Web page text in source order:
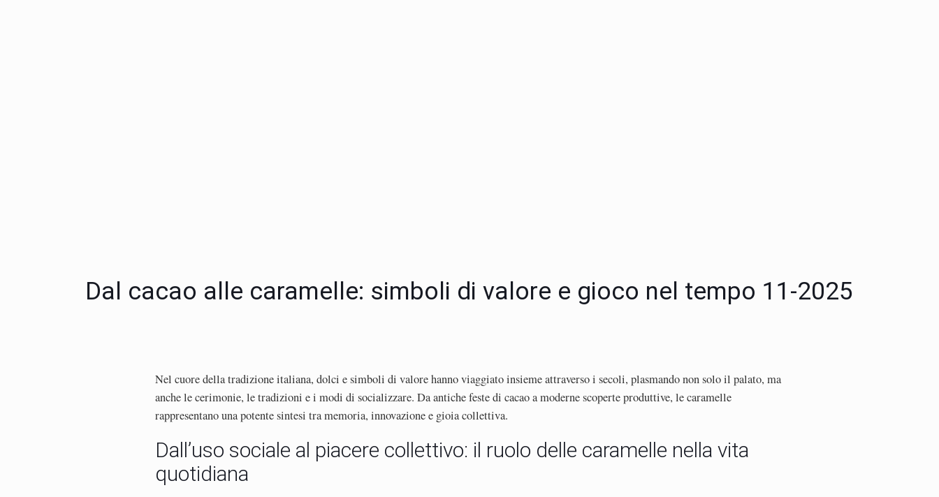
Dal cacao alle caramelle: simboli di valore e gioco nel tempo 11-2025
Nel cuore della tradizione italiana, dolci e simboli di valore hanno viaggiato insieme attraverso i secoli, plasmando non solo il palato, ma
anche le cerimonie, le tradizioni e i modi di socializzare. Da antiche feste di cacao a moderne scoperte produttive, le caramelle
rappresentano una potente sintesi tra memoria, innovazione e gioia collettiva.
Dall’uso sociale al piacere collettivo: il ruolo delle caramelle nella vita
quotidiana